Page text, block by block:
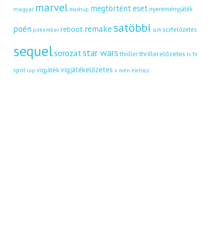
magyar marvel mashup megtörtént eset nyereményjáték
poén pókember reboot remakesatöbbi scifi scifielőzetes
sequelsorozatstar wars thriller thrillerelőzetes tv tv
spot uip vígjátékvígjátékelőzetes x men életrajz